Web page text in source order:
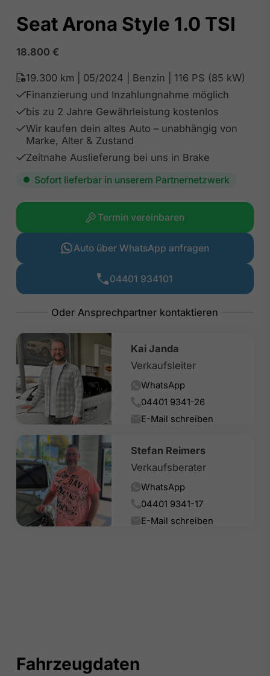
Seat Arona Style 1.0 TSI
18.800 €
19.300 km | 05/2024 | Benzin | 116 PS (85 kW)
Finanzierung und Inzahlungnahme möglich
bis zu 2 Jahre Gewährleistung kostenlos
Wir kaufen dein altes Auto – unabhängig von
Marke, Alter & Zustand
Zeitnahe Auslieferung bei uns in Brake
Sofort lieferbar in unserem Partnernetzwerk
Termin vereinbaren
Auto über WhatsApp anfragen
04401 934101
Kai Janda
Verkaufsleiter
WhatsApp
04401 9341-26
E-Mail schreiben
Stefan Reimers
Verkaufsberater
WhatsApp
04401 9341-17
E-Mail schreiben
Fahrzeugdaten